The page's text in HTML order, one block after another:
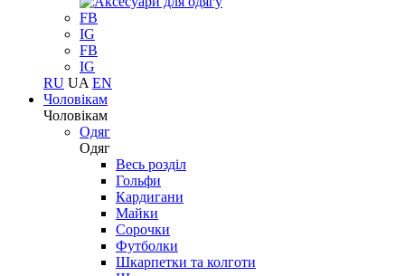
FB
IG
FB
IG
RU UA EN
Чоловікам
Чоловікам
Одяг
Одяг
Весь розділ
Гольфи
Кардигани
Майки
Сорочки
Футболки
Шкарпетки та колготи